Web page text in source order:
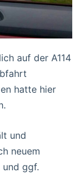
auf der A114
hatte hier
und
neuem
ggf.